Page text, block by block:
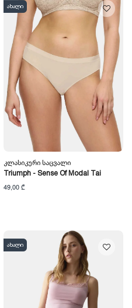
ახალი
Კლასიკური Საცვალი
Triumph - Sense Of Modal Tai
49,00 ₾
ახალი